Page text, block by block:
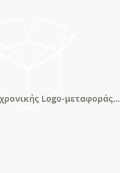
Logo-μεταφοράς…